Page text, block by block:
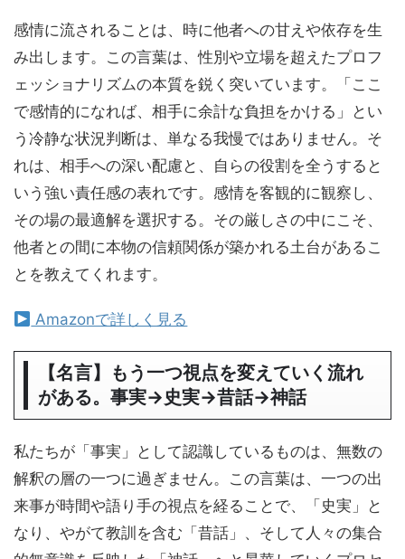
感情に流されることは、時に他者への甘えや依存を生
み出します。この言葉は、性別や立場を超えたプロフ
ェッショナリズムの本質を鋭く突いています。「ここ
で感情的になれば、相手に余計な負担をかける」とい
う冷静な状況判断は、単なる我慢ではありません。そ
れは、相手への深い配慮と、自らの役割を全うすると
いう強い責任感の表れです。感情を客観的に観察し、
その場の最適解を選択する。その厳しさの中にこそ、
他者との間に本物の信頼関係が築かれる土台があるこ
とを教えてくれます。
Amazonで詳しく見る
【名言】もう一つ視点を変えていく流れ
がある。事実→史実→昔話→神話
私たちが「事実」として認識しているものは、無数の
解釈の層の一つに過ぎません。この言葉は、一つの出
来事が時間や語り手の視点を経ることで、「史実」と
なり、やがて教訓を含む「昔話」、そして人々の集合